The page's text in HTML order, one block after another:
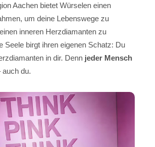
Aachen bietet Würselen einen
um deine Lebenswege zu
inneren Herzdiamanten zu
Seele birgt ihren eigenen Schatz: Du
in dir. Denn jeder Mensch
auch du.